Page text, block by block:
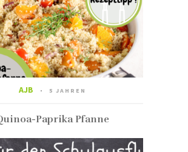
AJB 5 JAHREN
Paprika Pfanne